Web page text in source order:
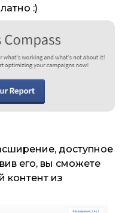
:)
доступное
его, вы сможете
контент из